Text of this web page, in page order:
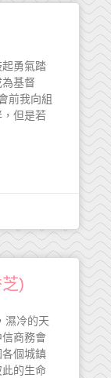
勇氣踏
基督
前我向組
但是若
)
濕冷的天
商務會
個城鎮
的生命